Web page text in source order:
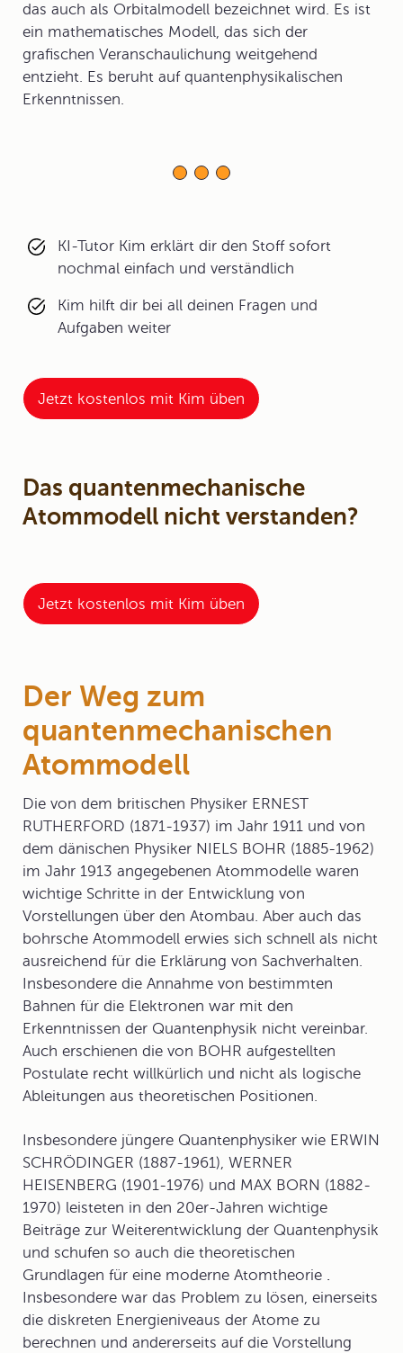
das auch als Orbitalmodell bezeichnet wird. Es ist
ein mathematisches Modell, das sich der
grafischen Veranschaulichung weitgehend
entzieht. Es beruht auf quantenphysikalischen
Erkenntnissen.
KI-Tutor Kim erklärt dir den Stoff sofort
nochmal einfach und verständlich
Kim hilft dir bei all deinen Fragen und
Aufgaben weiter
Jetzt kostenlos mit Kim üben
Das quantenmechanische
Atommodell nicht verstanden?
Jetzt kostenlos mit Kim üben
Der Weg zum
quantenmechanischen
Atommodell
Die von dem britischen Physiker ERNEST
RUTHERFORD (1871-1937) im Jahr 1911 und von
dem dänischen Physiker NIELS BOHR (1885-1962)
im Jahr 1913 angegebenen Atommodelle waren
wichtige Schritte in der Entwicklung von
Vorstellungen über den Atombau. Aber auch das
bohrsche Atommodell erwies sich schnell als nicht
ausreichend für die Erklärung von Sachverhalten.
Insbesondere die Annahme von bestimmten
Bahnen für die Elektronen war mit den
Erkenntnissen der Quantenphysik nicht vereinbar.
Auch erschienen die von BOHR aufgestellten
Postulate recht willkürlich und nicht als logische
Ableitungen aus theoretischen Positionen.
Insbesondere jüngere Quantenphysiker wie ERWIN
SCHRÖDINGER (1887-1961), WERNER
HEISENBERG (1901-1976) und MAX BORN (1882-
1970) leisteten in den 20er-Jahren wichtige
Beiträge zur Weiterentwicklung der Quantenphysik
und schufen so auch die theoretischen
Grundlagen für eine moderne Atomtheorie .
Insbesondere war das Problem zu lösen, einerseits
die diskreten Energieniveaus der Atome zu
berechnen und andererseits auf die Vorstellung